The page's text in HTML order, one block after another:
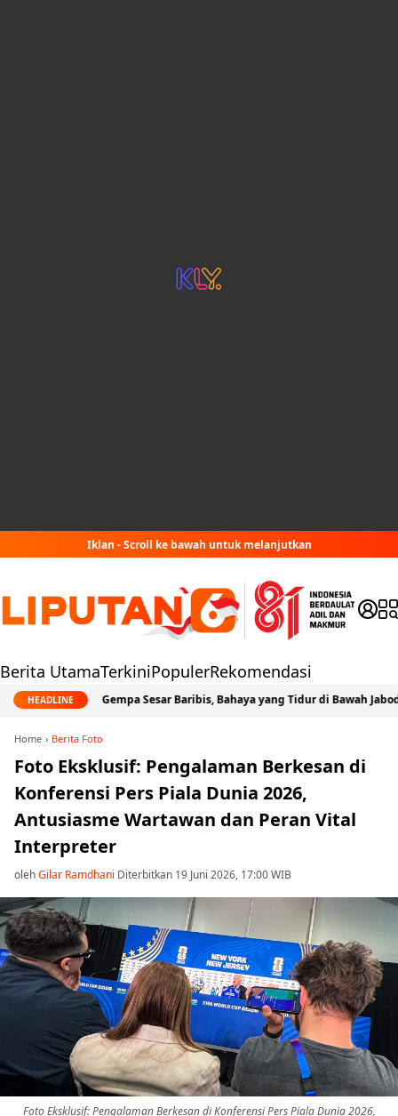
Iklan - Scroll ke bawah untuk melanjutkan
Berita UtamaTerkiniPopulerRekomendasi
HEADLINE
Jejak Gempa Sesar Baribis, Bahaya yang Tidur di Bawah Jabodetabek
Home Berita Foto
Foto Eksklusif: Pengalaman Berkesan di
Konferensi Pers Piala Dunia 2026,
Antusiasme Wartawan dan Peran Vital
Interpreter
olehGilar Ramdhani Diterbitkan 19 Juni 2026, 17:00 WIB
Foto Eksklusif: Pengalaman Berkesan di Konferensi Pers Piala Dunia 2026,